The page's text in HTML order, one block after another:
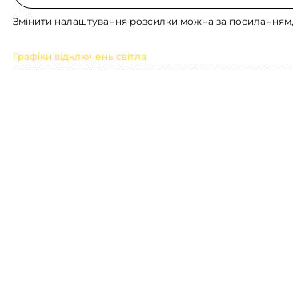
Змінити налаштування розсилки можна за
Графіки відключень світла